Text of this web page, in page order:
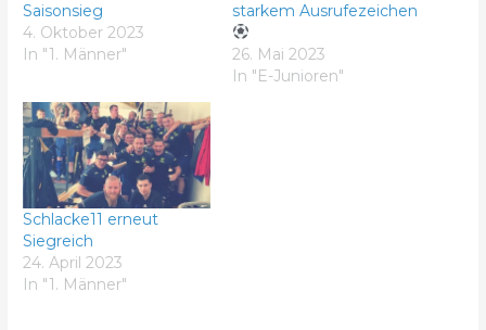
Saisonsieg
4. Oktober 2023
In "1. Männer"
starkem Ausrufezeichen
26. Mai 2023
In "E-Junioren"
Schlacke11 erneut
Siegreich
24. April 2023
In "1. Männer"